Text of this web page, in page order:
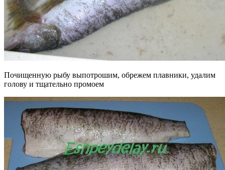
Почищенную рыбу выпотрошим, обрежем плавники, удалим
голову и тщательно промоем